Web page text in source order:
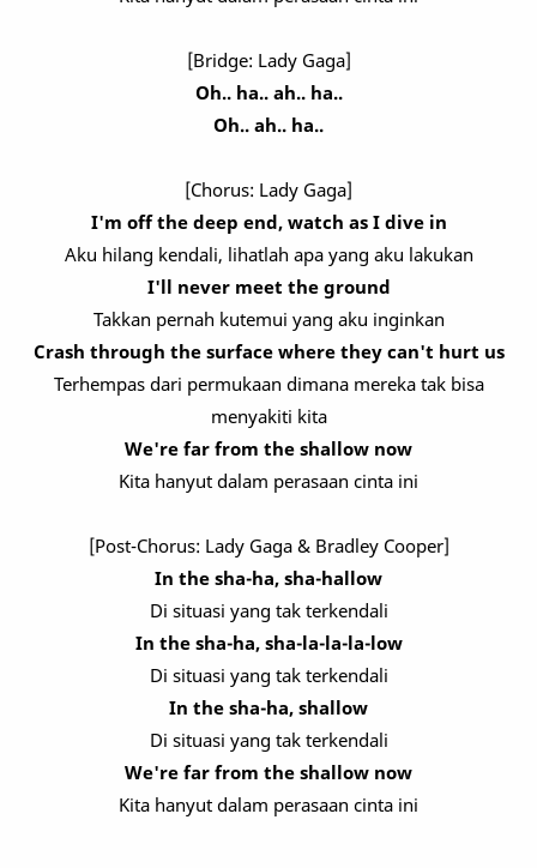
[Bridge: Lady Gaga]
Oh.. ha.. ah.. ha..
Oh.. ah.. ha..
[Chorus: Lady Gaga]
I'm off the deep end, watch as I dive in
Aku hilang kendali, lihatlah apa yang aku lakukan
I'll never meet the ground
Takkan pernah kutemui yang aku inginkan
Crash through the surface where they can't hurt us
Terhempas dari permukaan dimana mereka tak bisa
menyakiti kita
We're far from the shallow now
Kita hanyut dalam perasaan cinta ini
[Post-Chorus: Lady Gaga & Bradley Cooper]
In the sha-ha, sha-hallow
Di situasi yang tak terkendali
In the sha-ha, sha-la-la-la-low
Di situasi yang tak terkendali
In the sha-ha, shallow
Di situasi yang tak terkendali
We're far from the shallow now
Kita hanyut dalam perasaan cinta ini